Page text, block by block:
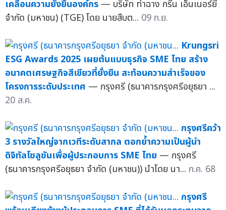
เคลื่อนความยั่งยืนองค์กร — บริษัท ท่าฉาง กรีน เอ็นเนอร์ยี่
จำกัด (มหาชน) (TGE) โดย นายสืบต... 09 ก.ย.
Krungsri
ESG Awards 2025 เผยต้นแบบธุรกิจ SME ไทย สร้าง
อนาคตเศรษฐกิจสีเขียวที่ยั่งยืน สะท้อนความสำเร็จของ
โครงการระดับประเทศ — กรุงศรี (ธนาคารกรุงศรีอยุธยา ...
20 ส.ค.
กรุงศรีคว้า
3 รางวัลใหญ่จากเวทีระดับสากล ตอกย้ำความเป็นผู้นำ
ดิจิทัลโซลูชันเพื่อผู้ประกอบการ SME ไทย — กรุงศรี
(ธนาคารกรุงศรีอยุธยา จำกัด (มหาชน)) นำโดย นา... ก.ค. 68
กรุงศรี